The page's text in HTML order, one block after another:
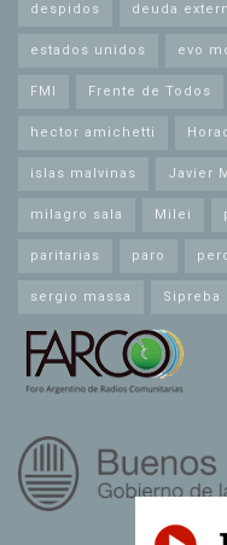
despidos deuda
estados unidos evo
FMI Frente de Todos
hector amichetti
islas malvinas Javier
milagro sala Milei
paritarias paro
sergio massa Sipreba